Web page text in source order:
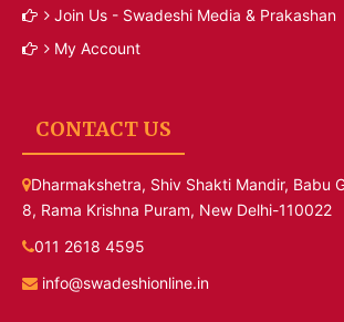
Join Us - Swadeshi Media & Prakashan
My Account
CONTACT US
Dharmakshetra, Shiv Shakti Mandir, Babu
8, Rama Krishna Puram, New Delhi-110022
011 2618 4595
info@swadeshionline.in